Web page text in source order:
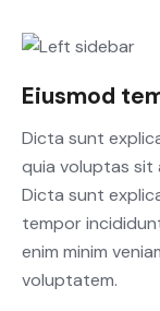
Eiusmod
Dicta sunt
quia voluptas
Dicta sunt
tempor
enim minim
voluptatem.